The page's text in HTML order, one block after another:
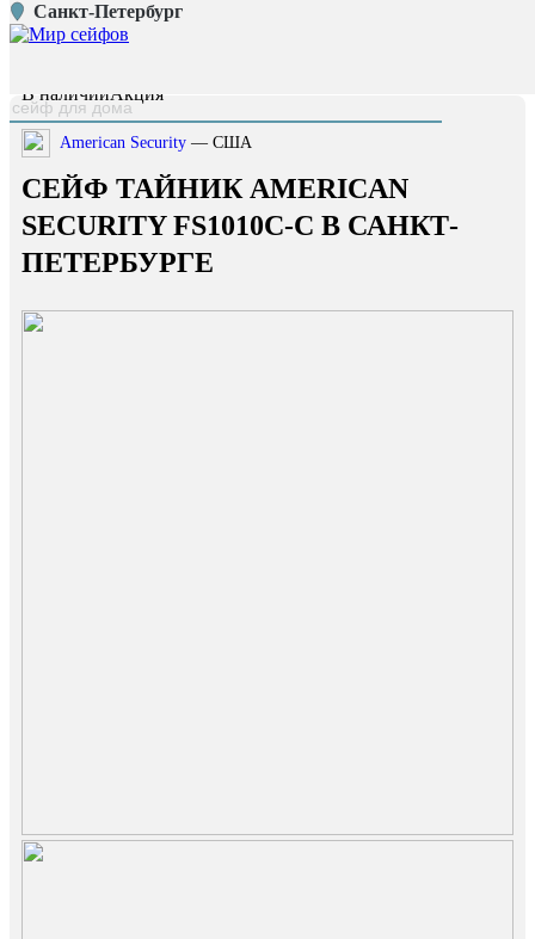
Санкт-Петербург
Главная страница /
Каталог /
В наличииАкция
American Security — США
СЕЙФ ТАЙНИК AMERICAN
SECURITY FS1010C-C В САНКТ-
ПЕТЕРБУРГЕ